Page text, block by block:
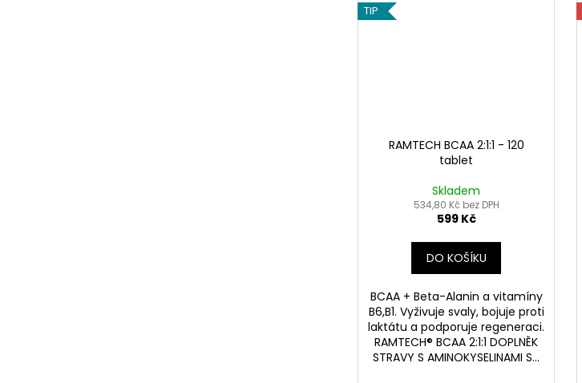
TIP
RAMTECH BCAA 2:1:1 - 120
tablet
Skladem
534,80 Kč bez DPH
599 Kč
DO KOŠÍKU
BCAA + Beta-Alanin a vitamíny
B6,B1. Vyživuje svaly, bojuje proti
laktátu a podporuje regeneraci.
RAMTECH® BCAA 2:1:1 DOPLNĚK
STRAVY S AMINOKYSELINAMI S...